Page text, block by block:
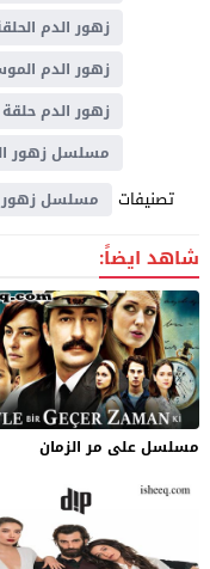
زهور الدم الحلقة 125
زهور الدم
زهور الدم حلقة 125
مسلسل زهور
تصنيفات مسلسل زهور
شاهد ايضاً:
مسلسل على مر الزمان